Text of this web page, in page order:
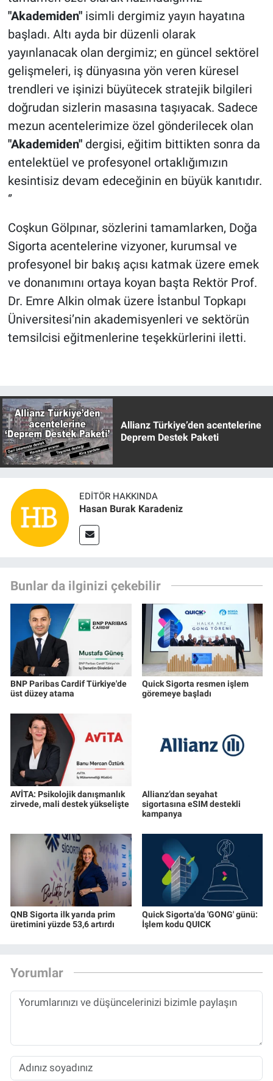
"Akademiden"isimli dergimiz yayın hayatına
başladı. Altı ayda bir düzenli olarak
yayınlanacak olan dergimiz; en güncel sektörel
gelişmeleri, iş dünyasına yön veren küresel
trendleri ve işinizi büyütecek stratejik bilgileri
doğrudan sizlerin masasına taşıyacak. Sadece
mezun acentelerimize özel gönderilecek olan
"Akademiden"dergisi, eğitim bittikten sonra da
entelektüel ve profesyonel ortaklığımızın
kesintisiz devam edeceğinin en büyük kanıtıdır.
‘’
Coşkun Gölpınar, sözlerini tamamlarken, Doğa
Sigorta acentelerine vizyoner, kurumsal ve
profesyonel bir bakış açısı katmak üzere emek
ve donanımını ortaya koyan başta Rektör Prof.
Dr. Emre Alkin olmak üzere İstanbul Topkapı
Üniversitesi’nin akademisyenleri ve sektörün
temsilcisi eğitmenlerine teşekkürlerini iletti.
Allianz Türkiye’den acentelerine
Deprem Destek Paketi
EDITÖR HAKKINDA
Hasan Burak Karadeniz
Bunlar da ilginizi çekebilir
BNP Paribas Cardif Türkiye'de
üst düzey atama
Quick Sigorta resmen işlem
göremeye başladı
AVİTA: Psikolojik danışmanlık
zirvede, mali destek yükselişte
Allianz’dan seyahat
sigortasına eSIM destekli
kampanya
QNB Sigorta ilk yarıda prim
üretimini yüzde 53,6 artırdı
Quick Sigorta'da 'GONG' günü:
İşlem kodu QUICK
Yorumlar